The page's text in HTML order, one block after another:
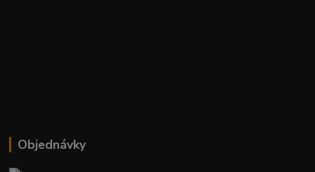
Objednávky